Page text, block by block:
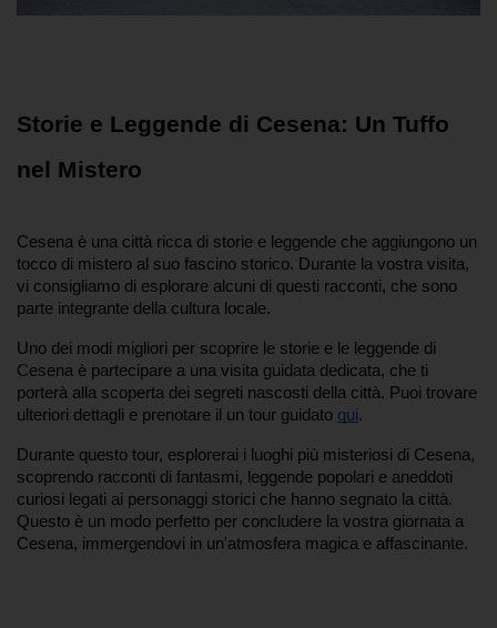
Storie e Leggende di Cesena: Un Tuffo
nel Mistero
Cesena è una città ricca di storie e leggende che aggiungono un
tocco di mistero al suo fascino storico. Durante la vostra visita,
vi consigliamo di esplorare alcuni di questi racconti, che sono
parte integrante della cultura locale.
Uno dei modi migliori per scoprire le storie e le leggende di
Cesena è partecipare a una visita guidata dedicata, che ti
porterà alla scoperta dei segreti nascosti della città. Puoi trovare
ulteriori dettagli e prenotare il un tour guidato qui.
Durante questo tour, esplorerai i luoghi più misteriosi di Cesena,
scoprendo racconti di fantasmi, leggende popolari e aneddoti
curiosi legati ai personaggi storici che hanno segnato la città.
Questo è un modo perfetto per concludere la vostra giornata a
Cesena, immergendovi in un'atmosfera magica e affascinante.